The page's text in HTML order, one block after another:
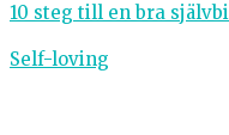
10 steg till en bra
Self-loving